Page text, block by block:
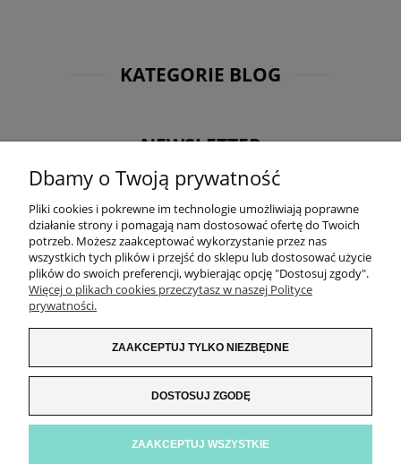
KATEGORIE BLOG
NEWSLETTER
Otrzymuj jako pierwsza informacje o nowościach oraz
promocjach i zgarnij 5% rabatu na kolejne zakupy! Zapisz
się na nasz newsletter:
ZAKUPY
ZNAJDŹ NAS!
Dbamy o Twoją prywatność
Pliki cookies i pokrewne im technologie umożliwiają poprawne
działanie strony i pomagają nam dostosować ofertę do Twoich
potrzeb. Możesz zaakceptować wykorzystanie przez nas
wszystkich tych plików i przejść do sklepu lub dostosować użycie
plików do swoich preferencji, wybierając opcję "Dostosuj zgody".
Więcej o plikach cookies przeczytasz w naszej Polityce
prywatności.
ZAAKCEPTUJ TYLKO NIEZBĘDNE
DOSTOSUJ ZGODĘ
ZAAKCEPTUJ WSZYSTKIE